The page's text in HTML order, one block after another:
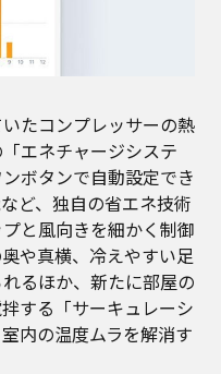
たコンプレッサーの熱
エネチャージシステ
ボタンで自動設定でき
ど、独自の省エネ技術
と風向きを細かく制御
や真横、冷えやすい足
るほか、新たに部屋の
する「サーキュレーシ
内の温度ムラを解消す